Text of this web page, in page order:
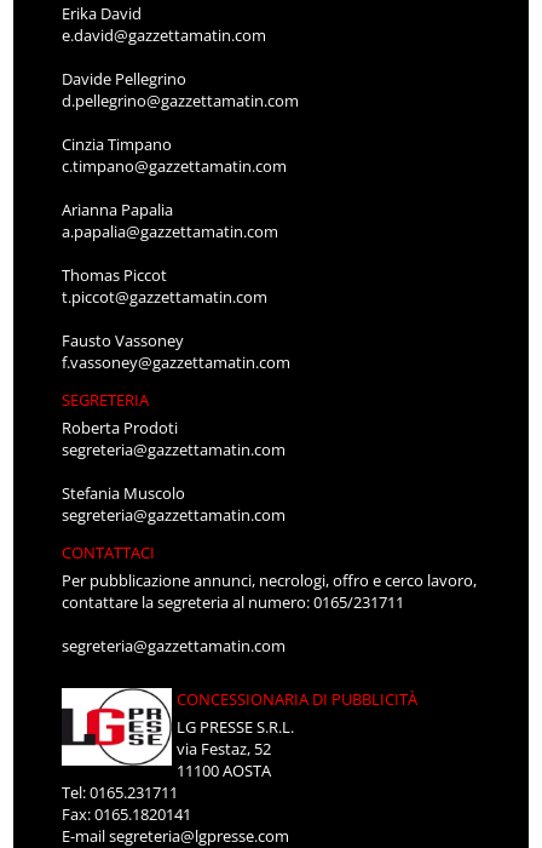
Erika David
e.david@gazzettamatin.com
Davide Pellegrino
d.pellegrino@gazzettamatin.com
Cinzia Timpano
c.timpano@gazzettamatin.com
Arianna Papalia
a.papalia@gazzettamatin.com
Thomas Piccot
t.piccot@gazzettamatin.com
Fausto Vassoney
f.vassoney@gazzettamatin.com
SEGRETERIA
Roberta Prodoti
segreteria@gazzettamatin.com
Stefania Muscolo
segreteria@gazzettamatin.com
CONTATTACI
Per pubblicazione annunci, necrologi, offro e cerco lavoro,
contattare la segreteria al numero: 0165/231711
segreteria@gazzettamatin.com
CONCESSIONARIA DI PUBBLICITÀ
LG PRESSE S.R.L.
via Festaz, 52
11100 AOSTA
Tel: 0165.231711
Fax: 0165.1820141
E-mailsegreteria@lgpresse.com